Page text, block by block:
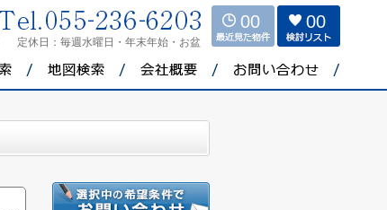
定休日： 毎週水曜日・年末年始・お盆
00 00